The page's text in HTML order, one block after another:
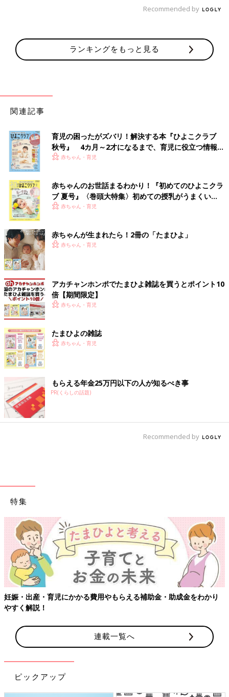
Recommended by
ランキングをもっと見る
関連記事
育児の困ったがズバリ！解決する本『ひよこクラブ
秋号』 4カ月～2才になるまで、育児に役立つ情報が
いっぱい！
赤ちゃん・育児
赤ちゃんのお世話まるわかり！『初めてのひよこクラ
ブ 夏号』〈巻頭大特集〉初めての授乳がうまくい
く！ おっぱい・ミルクの基本と夏のトラブル 解決テ
赤ちゃん・育児
赤ちゃんが生まれたら！2冊の「たまひよ」
赤ちゃん・育児
アカチャンホンポでたまひよ雑誌を買うとポイント10
倍【期間限定】
赤ちゃん・育児
たまひよの雑誌
赤ちゃん・育児
もらえる年金25万円以下の人が知るべき事
PR(くらしの話題)
Recommended by
特集
妊娠・出産・育児にかかる費用やもらえる補助金・助成金をわかり
やすく解説！
連載一覧へ
ピックアップ